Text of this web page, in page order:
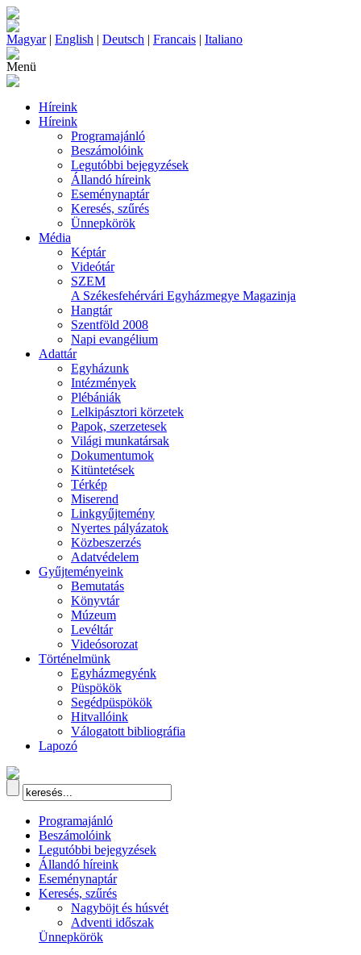
Magyar| English | Deutsch | Francais | Italiano
Menü
Híreink
Híreink
Programajánló
Beszámolóink
Legutóbbi bejegyzések
Állandó híreink
Eseménynaptár
Keresés, szűrés
Ünnepkörök
Média
Képtár
Videótár
SZEM
A Székesfehérvári Egyházmegye Magazinja
Hangtár
Szentföld 2008
Napi evangélium
Adattár
Egyházunk
Intézmények
Plébániák
Lelkipásztori körzetek
Papok, szerzetesek
Világi munkatársak
Dokumentumok
Kitüntetések
Térkép
Miserend
Linkgyűjtemény
Nyertes pályázatok
Közbeszerzés
Adatvédelem
Gyűjteményeink
Bemutatás
Könyvtár
Múzeum
Levéltár
Videósorozat
Történelmünk
Egyházmegyénk
Püspökök
Segédpüspökök
Hitvallóink
Válogatott bibliográfia
Lapozó
Programajánló
Beszámolóink
Legutóbbi bejegyzések
Állandó híreink
Eseménynaptár
Keresés, szűrés
Nagyböjt és húsvét
Adventi időszak
Ünnepkörök